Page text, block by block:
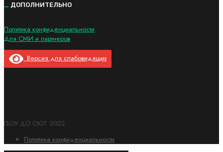
ДОПОЛНИТЕЛЬНО
Политика конфиденциальности
Для СМИ и партнеров
Версия для слабовидящих
ГБОУ ДО СЮТ 2022
Политика конфиденциальности